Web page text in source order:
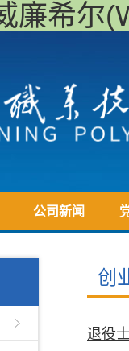
廉希尔
公司新闻
创
退役